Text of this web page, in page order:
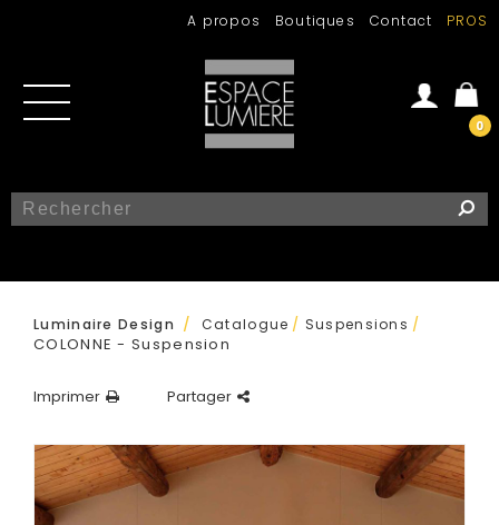
A propos Boutiques Contact PROS
0
Se connecter
Luminaire Design / Catalogue / Suspensions /
COLONNE - Suspension
Imprimer Partager